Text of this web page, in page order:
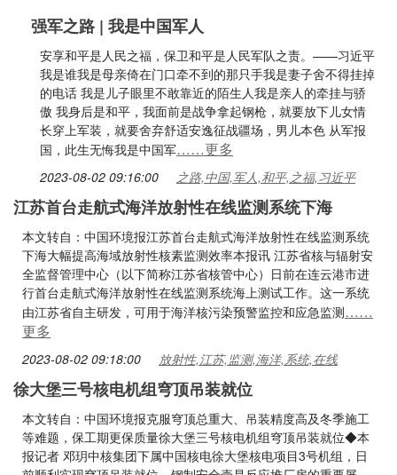
强军之路 | 我是中国军人
安享和平是人民之福，保卫和平是人民军队之责。——习近平
我是谁我是母亲倚在门口牵不到的那只手我是妻子舍不得挂掉
的电话 我是儿子眼里不敢靠近的陌生人我是亲人的牵挂与骄
傲 我身后是和平，我面前是战争拿起钢枪，就要放下儿女情
长穿上军装，就要舍弃舒适安逸征战疆场，男儿本色 从军报
国，此生无悔我是中国军……更多
2023-08-02 09:16:00 之路,中国,军人,和平,之福,习近平
江苏首台走航式海洋放射性在线监测系统下海
本文转自：中国环境报江苏首台走航式海洋放射性在线监测系统
下海大幅提高海域放射性核素监测效率本报讯 江苏省核与辐射安
全监督管理中心（以下简称江苏省核管中心）日前在连云港市进
行首台走航式海洋放射性在线监测系统海上测试工作。这一系统
由江苏省自主研发，可用于海洋核污染预警监控和应急监测……
更多
2023-08-02 09:18:00 放射性,江苏,监测,海洋,系统,在线
徐大堡三号核电机组穹顶吊装就位
本文转自：中国环境报克服穹顶总重大、吊装精度高及冬季施工
等难题，保工期更保质量徐大堡三号核电机组穹顶吊装就位◆本
报记者 邓玥中核集团下属中国核电徐大堡核电项目3号机组，日